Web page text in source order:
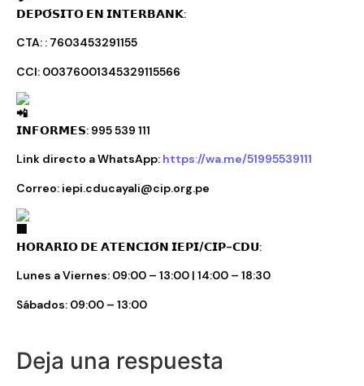
𝗗𝗘𝗣𝗢́𝗦𝗜𝗧𝗢 𝗘𝗡 𝗜𝗡𝗧𝗘𝗥𝗕𝗔𝗡𝗞:
CTA: : 7603453291155
CCI: 00376001345329115566
𝗜𝗡𝗙𝗢𝗥𝗠𝗘𝗦: 995 539 111
Link directo a WhatsApp: https://wa.me/51995539111
Correo: iepi.cducayali@cip.org.pe
𝗛𝗢𝗥𝗔𝗥𝗜𝗢 𝗗𝗘 𝗔𝗧𝗘𝗡𝗖𝗜𝗢́𝗡 𝗜𝗘𝗣𝗜/𝗖𝗜𝗣-𝗖𝗗𝗨:
Lunes a Viernes: 09:00 – 13:00 | 14:00 – 18:30
Sábados: 09:00 – 13:00
Deja una respuesta